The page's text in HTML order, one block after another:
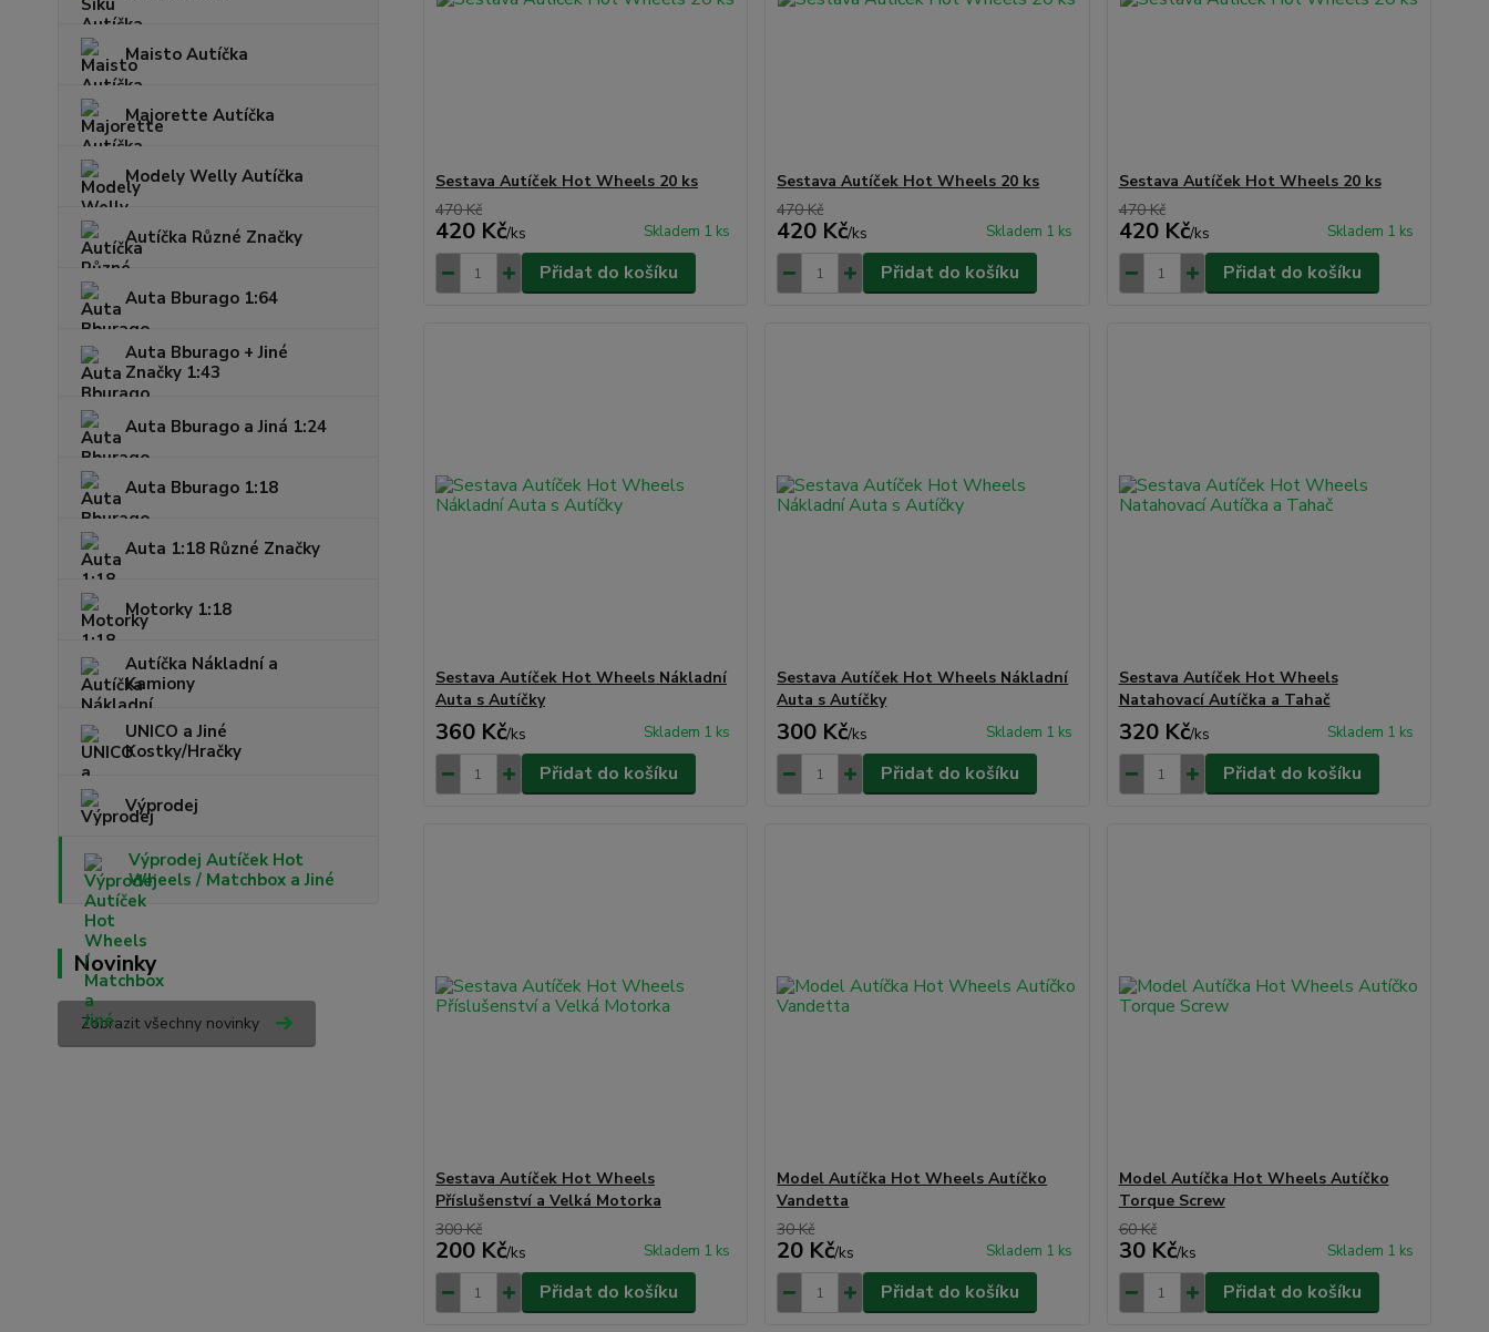
Maisto Autíčka
Majorette Autíčka
Modely Welly Autíčka
Autíčka Různé Značky
Auta Bburago 1:64
Auta Bburago + Jiné
Značky 1:43
Auta Bburago a Jiná 1:24
Auta Bburago 1:18
Auta 1:18 Různé Značky
Motorky 1:18
Autíčka Nákladní a
Kamiony
UNICO a Jiné
Kostky/Hračky
Výprodej
Výprodej Autíček Hot
Wheels / Matchbox a Jiné
Novinky
Zobrazit všechny novinky
Sestava Autíček Hot Wheels 20 ks
470 Kč
420 Kč/ks Skladem 1 ks
Přidat do košíku
Sestava Autíček Hot Wheels 20 ks
470 Kč
420 Kč/ks Skladem 1 ks
Přidat do košíku
Sestava Autíček Hot Wheels 20 ks
470 Kč
420 Kč/ks Skladem 1 ks
Přidat do košíku
Sestava Autíček Hot Wheels Nákladní
Auta s Autíčky
360 Kč/ks Skladem 1 ks
Přidat do košíku
Sestava Autíček Hot Wheels Nákladní
Auta s Autíčky
300 Kč/ks Skladem 1 ks
Přidat do košíku
Sestava Autíček Hot Wheels
Natahovací Autíčka a Tahač
320 Kč/ks Skladem 1 ks
Přidat do košíku
Sestava Autíček Hot Wheels
Příslušenství a Velká Motorka
300 Kč
200 Kč/ks Skladem 1 ks
Přidat do košíku
Model Autíčka Hot Wheels Autíčko
Vandetta
30 Kč
20 Kč/ks Skladem 1 ks
Přidat do košíku
Model Autíčka Hot Wheels Autíčko
Torque Screw
60 Kč
30 Kč/ks Skladem 1 ks
Přidat do košíku